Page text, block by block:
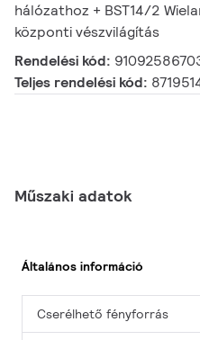
hálózathoz + BST14/2
központi vészvilágítás
Rendelési kód:
Teljes rendelési kód:
Műszaki adatok
Általános információ
Cserélhető fényforrás